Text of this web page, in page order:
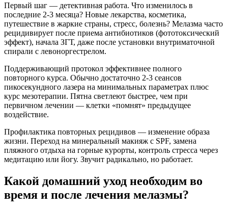
Первый шаг — детективная работа. Что изменилось в
последние 2-3 месяца? Новые лекарства, косметика,
путешествие в жаркие страны, стресс, болезнь? Мелазма часто
рецидивирует после приема антибиотиков (фототоксический
эффект), начала ЗГТ, даже после установки внутриматочной
спирали с левоноргестрелом.
Поддерживающий протокол эффективнее полного
повторного курса. Обычно достаточно 2-3 сеансов
пикосекундного лазера на минимальных параметрах плюс
курс мезотерапии. Пятна светлеют быстрее, чем при
первичном лечении — клетки «помнят» предыдущее
воздействие.
Профилактика повторных рецидивов — изменение образа
жизни. Переход на минеральный макияж с SPF, замена
пляжного отдыха на горные курорты, контроль стресса через
медитацию или йогу. Звучит радикально, но работает.
Какой домашний уход необходим во
время и после лечения мелазмы?